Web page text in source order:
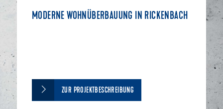
MODERNE WOHNÜBERBAUUNG IN RICKENBACH
ZUR PROJEKTBESCHREIBUNG